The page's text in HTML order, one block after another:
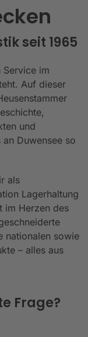
seit 1965
Service im
Auf dieser
und
Duwensee so
als
Lagerhaltung
im Herzen des
nationalen sowie
– alles aus
Frage?